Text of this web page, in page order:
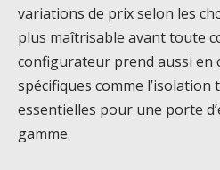
variations de prix selon les
plus maîtrisable avant toute
configurateur prend aussi en
spécifiques comme
essentielles pour une porte
gamme.